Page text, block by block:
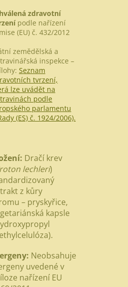
zdravotní
podle nařízení
(EU) č. 432/2012
zemědělská a
inspekce –
Seznam
tvrzení,
lze uvádět na
podle
parlamentu
(ES) č. 1924/2006).
Dračí krev
lechleri)
z kůry
– pryskyřice,
kapsle
Neobsahuje
uvedené v
nařízení EU